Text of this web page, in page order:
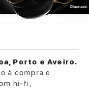
Porto e Aveiro.
à compra e
hi-fi,